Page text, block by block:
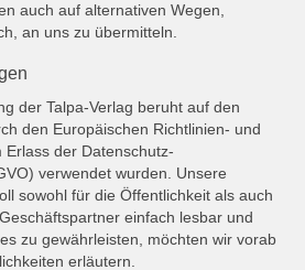
auch auf alternativen Wegen,
an uns zu übermitteln.
der Talpa-Verlag beruht auf den
den Europäischen Richtlinien- und
der Datenschutz-
verwendet wurden. Unsere
sowohl für die Öffentlichkeit als auch
einfach lesbar und
zu gewährleisten, möchten wir vorab
erläutern.